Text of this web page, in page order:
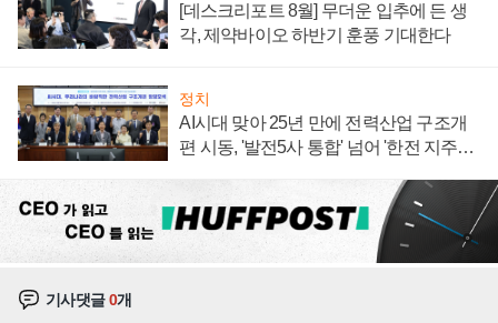
[데스크리포트 8월] 무더운 입추에 든 생
각, 제약바이오 하반기 훈풍 기대한다
정치
AI시대 맞아 25년 만에 전력산업 구조개
편 시동, '발전5사 통합' 넘어 '한전 지주사'
기사댓글0개